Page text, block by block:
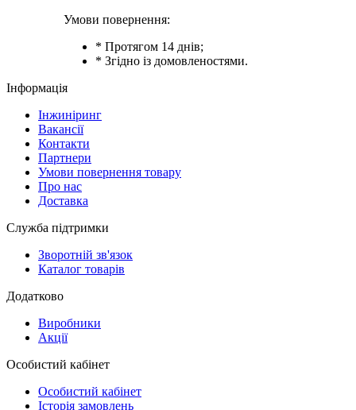
Умови повернення:
* Протягом 14 днів;
* Згідно із домовленостями.
Інформація
Інжиніринг
Вакансії
Контакти
Партнери
Умови повернення товару
Про нас
Доставка
Служба підтримки
Зворотній зв'язок
Каталог товарів
Додатково
Виробники
Акції
Особистий кабінет
Особистий кабінет
Історія замовлень